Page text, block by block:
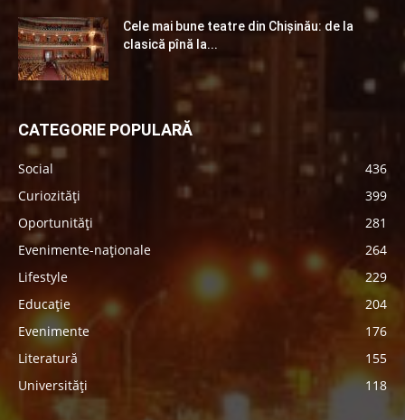
Cele mai bune teatre din Chişinău: de la
clasică pînă la...
CATEGORIE POPULARĂ
Social
436
Curiozități
399
Oportunități
281
Evenimente-naționale
264
Lifestyle
229
Educație
204
Evenimente
176
Literatură
155
Universități
118